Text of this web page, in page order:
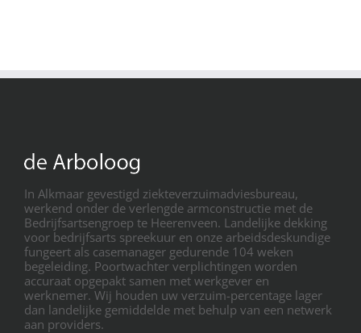
In Alkmaar gevestigd ziekteverzuimadviesbureau,
werkend onder de verlengde armconstructie met de
Bedrijfsartsengroep te Heerenveen. Landelijke dekking
voor bedrijfsarts spreekuur en onze arbeidsdeskundige
fungeert als casemanager gedurende 104 weken
begeleiding. Poortwachter verplichtingen worden
accuraat opgepakt samen met werkgever en
werknemer. Wij houden uw verzuim-percentage lager
dan landelijke gemiddelde met behulp van een netwerk
aan providers.